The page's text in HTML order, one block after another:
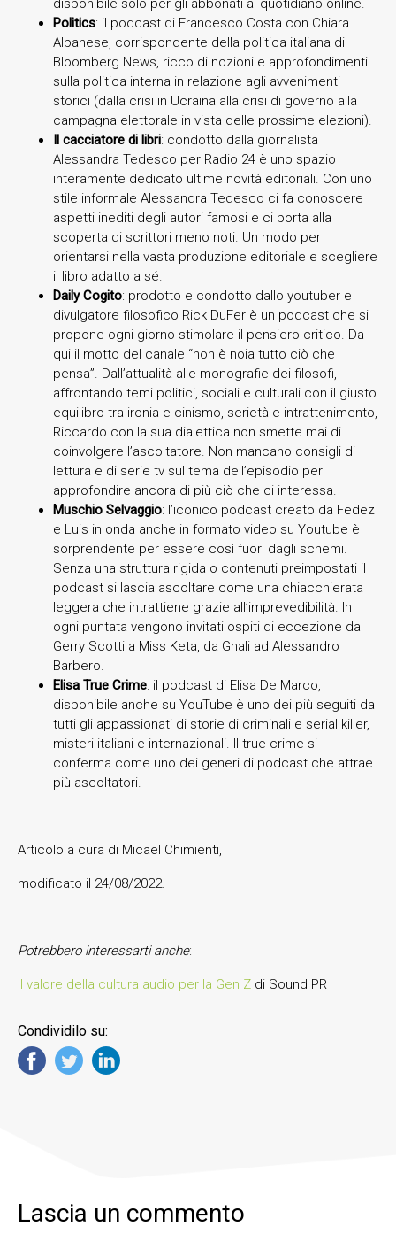
disponibile solo per gli abbonati al quotidiano online.
Politics: il podcast di Francesco Costa con Chiara
Albanese, corrispondente della politica italiana di
Bloomberg News, ricco di nozioni e approfondimenti
sulla politica interna in relazione agli avvenimenti
storici (dalla crisi in Ucraina alla crisi di governo alla
campagna elettorale in vista delle prossime elezioni).
Il cacciatore di libri: condotto dalla giornalista
Alessandra Tedesco per Radio 24 è uno spazio
interamente dedicato ultime novità editoriali. Con uno
stile informale Alessandra Tedesco ci fa conoscere
aspetti inediti degli autori famosi e ci porta alla
scoperta di scrittori meno noti. Un modo per
orientarsi nella vasta produzione editoriale e scegliere
il libro adatto a sé.
Daily Cogito: prodotto e condotto dallo youtuber e
divulgatore filosofico Rick DuFer è un podcast che si
propone ogni giorno stimolare il pensiero critico. Da
qui il motto del canale “non è noia tutto ciò che
pensa”. Dall’attualità alle monografie dei filosofi,
affrontando temi politici, sociali e culturali con il giusto
equilibro tra ironia e cinismo, serietà e intrattenimento,
Riccardo con la sua dialettica non smette mai di
coinvolgere l’ascoltatore. Non mancano consigli di
lettura e di serie tv sul tema dell’episodio per
approfondire ancora di più ciò che ci interessa.
Muschio Selvaggio: l’iconico podcast creato da Fedez
e Luis in onda anche in formato video su Youtube è
sorprendente per essere così fuori dagli schemi.
Senza una struttura rigida o contenuti preimpostati il
podcast si lascia ascoltare come una chiacchierata
leggera che intrattiene grazie all’imprevedibilità. In
ogni puntata vengono invitati ospiti di eccezione da
Gerry Scotti a Miss Keta, da Ghali ad Alessandro
Barbero.
Elisa True Crime: il podcast di Elisa De Marco,
disponibile anche su YouTube è uno dei più seguiti da
tutti gli appassionati di storie di criminali e serial killer,
misteri italiani e internazionali. Il true crime si
conferma come uno dei generi di podcast che attrae
più ascoltatori.
Articolo a cura di Micael Chimienti,
modificato il 24/08/2022.
Potrebbero interessarti anche:
Il valore della cultura audio per la Gen Z di Sound PR
Condividilo su:
Lascia un commento